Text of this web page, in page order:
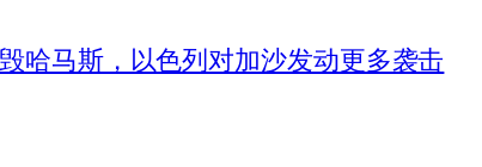
哈马斯，以色列对加沙发动更多袭击